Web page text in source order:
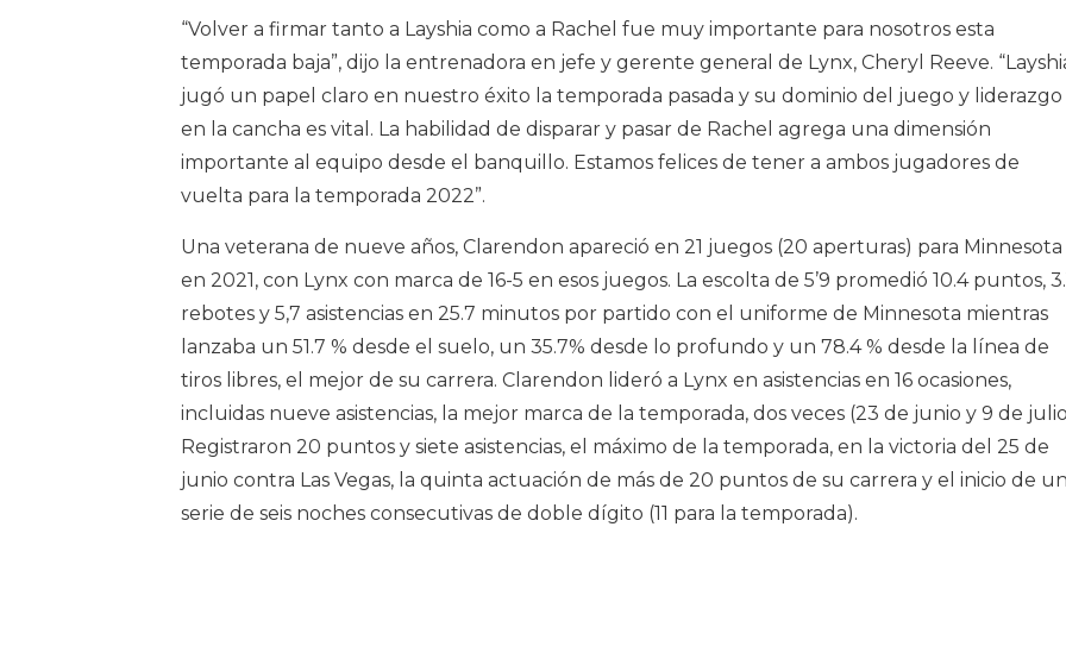
“Volver a firmar tanto a Layshia como a Rachel fue muy importante para nosotros esta
temporada baja”, dijo la entrenadora en jefe y gerente general de Lynx, Cheryl Reeve.
jugó un papel claro en nuestro éxito la temporada pasada y su dominio del juego y liderazgo
en la cancha es vital. La habilidad de disparar y pasar de Rachel agrega una dimensión
importante al equipo desde el banquillo. Estamos felices de tener a ambos jugadores de
vuelta para la temporada 2022”.
Una veterana de nueve años, Clarendon apareció en 21 juegos (20 aperturas) para Minnesota
en 2021, con Lynx con marca de 16-5 en esos juegos. La escolta de 5’9 promedió 10.4 puntos,
rebotes y 5,7 asistencias en 25.7 minutos por partido con el uniforme de Minnesota mientras
lanzaba un 51.7 % desde el suelo, un 35.7% desde lo profundo y un 78.4 % desde la línea de
tiros libres, el mejor de su carrera. Clarendon lideró a Lynx en asistencias en 16 ocasiones,
incluidas nueve asistencias, la mejor marca de la temporada, dos veces (23 de junio y 9 de
Registraron 20 puntos y siete asistencias, el máximo de la temporada, en la victoria del 25 de
junio contra Las Vegas, la quinta actuación de más de 20 puntos de su carrera y el inicio de
serie de seis noches consecutivas de doble dígito (11 para la temporada).